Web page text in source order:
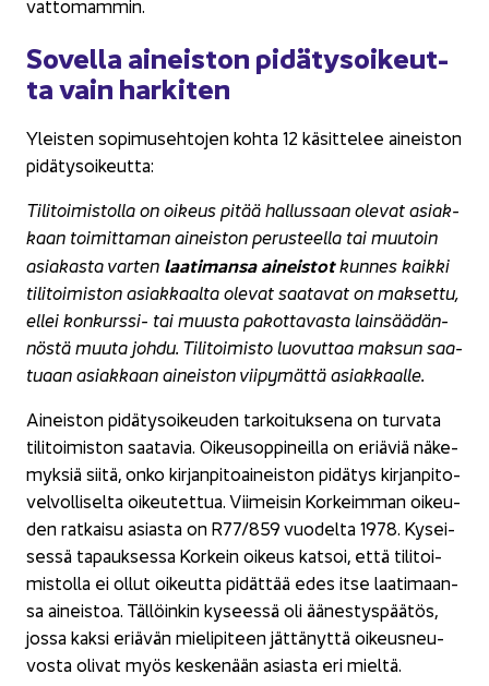
vat­to­mam­min.
So­vel­la ai­neis­ton pi­dä­ty­soi­keut­
ta vain har­ki­ten
Yleis­ten so­pi­museh­to­jen kohta 12 kä­sit­te­lee ai­neis­ton
pi­dä­ty­soi­keut­ta:
Ti­li­toi­mis­tol­la on oi­keus pitää hal­lus­saan ole­vat asiak­
kaan toi­mit­ta­man ai­neis­ton pe­rus­teel­la tai muu­toin
asia­kas­ta var­ten laa­ti­man­sa ai­neis­totkun­nes kaik­ki
ti­li­toi­mis­ton asiak­kaal­ta ole­vat saa­ta­vat on mak­set­tu,
ellei konkurssi-​ tai muus­ta pa­kot­ta­vas­ta lain­sää­dän­
nös­tä muuta johdu. Ti­li­toi­mis­to luo­vut­taa mak­sun saa­
tu­aan asiak­kaan ai­neis­ton vii­py­mät­tä asiak­kaal­le.
Ai­neis­ton pi­dä­ty­soi­keu­den tar­koi­tuk­se­na on tur­va­ta
ti­li­toi­mis­ton saa­ta­via. Oi­keus­op­pi­neil­la on eriä­viä nä­ke­
myk­siä siitä, onko kir­jan­pi­toai­neis­ton pi­dä­tys kir­jan­pi­to­
vel­vol­li­sel­ta oi­keu­tet­tua. Vii­mei­sin Kor­keim­man oi­keu­
den rat­kai­su asias­ta on R77/859 vuo­del­ta 1978. Ky­sei­
ses­sä ta­pauk­ses­sa Kor­kein oi­keus kat­soi, että ti­li­toi­
mis­tol­la ei ollut oi­keut­ta pi­dät­tää edes itse laa­ti­maan­
sa ai­neis­toa. Täl­löin­kin ky­sees­sä oli ää­nes­tys­pää­tös,
jossa kaksi eriä­vän mie­li­pi­teen jät­tä­nyt­tä oi­keus­neu­
vos­ta oli­vat myös kes­ke­nään asias­ta eri miel­tä.